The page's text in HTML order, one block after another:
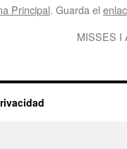
Principal. Guarda el
MISSES I